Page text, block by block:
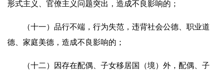
形式主义、官僚主义问题突出，造成不良影响的；
（十一）品行不端，行为失范，违背社会公德、职业道
德、家庭美德，造成不良影响的；
（十二）因存在配偶、子女移居国（境）外，配偶、子